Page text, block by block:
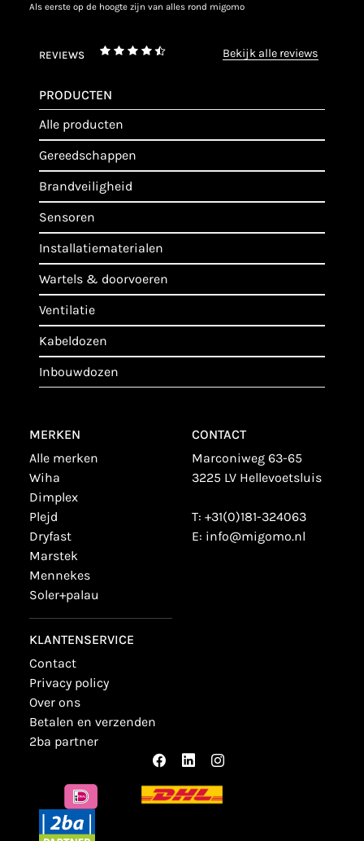
als eerste op de hoogte zijn van alles rond migomo
REVIEWS bekijk alle reviews
PRODUCTEN
alle producten
gereedschappen
brandveiligheid
sensoren
installatiematerialen
wartels & doorvoeren
ventilatie
kabeldozen
inbouwdozen
MERKEN
alle merken
wiha
dimplex
plejd
dryfast
marstek
mennekes
soler+palau
KLANTENSERVICE
contact
privacy policy
over ons
betalen en verzenden
2ba partner
CONTACT
Marconiweg 63-65
3225 LV Hellevoetsluis
T: +31(0)181-324063
E: info@migomo.nl